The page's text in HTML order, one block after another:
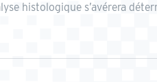
histologique s’avérera